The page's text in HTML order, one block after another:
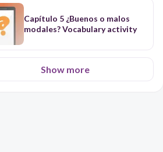
Capítulo 5 ¿Buenos o malos
modales? Vocabulary activity
Show more